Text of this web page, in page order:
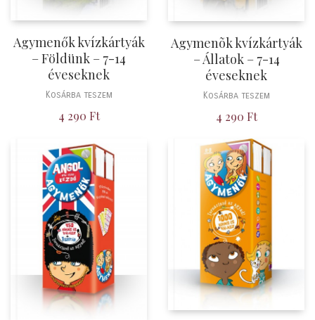
Agymenők kvízkártyák
– Földünk – 7-14
éveseknek
Kosárba teszem
4 290 Ft
Agymenõk kvízkártyák
– Állatok – 7-14
éveseknek
Kosárba teszem
4 290 Ft